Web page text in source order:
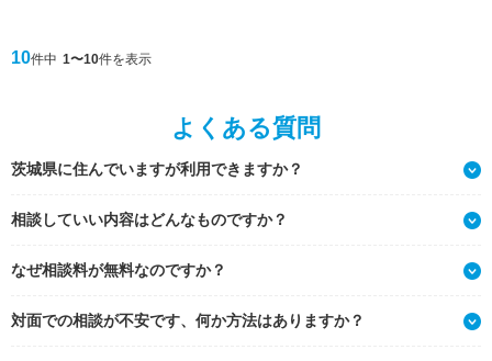
10件中 1〜10件を表示
よくある質問
茨城県に住んでいますが利用できますか？
相談していい内容はどんなものですか？
なぜ相談料が無料なのですか？
対面での相談が不安です、何か方法はありますか？